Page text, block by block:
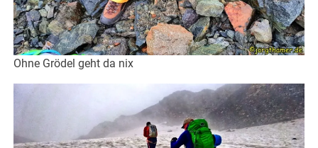
Ohne Grödel geht da nix